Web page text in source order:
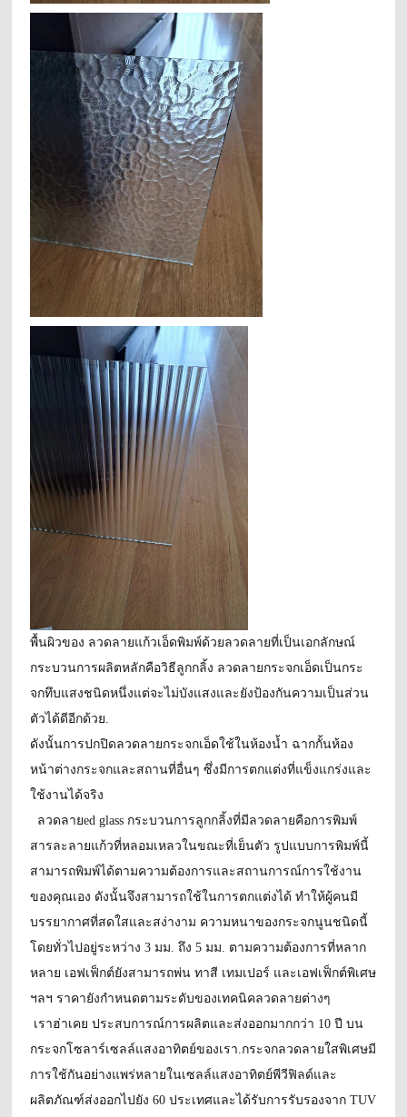
พื้นผิวของ ลวดลายแก้วเอ็ดพิมพ์ด้วยลวดลายที่เป็นเอกลักษณ์
กระบวนการผลิตหลักคือวิธีลูกกลิ้ง ลวดลายกระจกเอ็ดเป็นกระ
จกทึบแสงชนิดหนึ่งแต่จะไม่บังแสงและยังป้องกันความเป็นส่วน
ตัวได้ดีอีกด้วย
ดังนั้นการปกปิดลวดลายกระจกเอ็ดใช้ในห้องน้ำ ฉากกั้นห้อง
หน้าต่างกระจกและสถานที่อื่นๆ ซึ่งมีการตกแต่งที่แข็งแกร่งและ
ใช้งานได้จริง
ลวดลายed glass กระบวนการลูกกลิ้งที่มีลวดลายคือการพิมพ์
สารละลายแก้วที่หลอมเหลวในขณะที่เย็นตัว รูปแบบการพิมพ์นี้
สามารถพิมพ์ได้ตามความต้องการและสถานการณ์การใช้งาน
ของคุณเอง ดังนั้นจึงสามารถใช้ในการตกแต่งได้ ทำให้ผู้คนมี
บรรยากาศที่สดใสและสง่างาม ความหนาของกระจกนูนชนิดนี้
โดยทั่วไปอยู่ระหว่าง 3 มม. ถึง 5 มม. ตามความต้องการที่หลาก
หลาย เอฟเฟ็กต์ยังสามารถพ่น ทาสี เทมเปอร์ และเอฟเฟ็กต์พิเศษ
ฯลฯ ราคายังกำหนดตามระดับของเทคนิคลวดลายต่างๆ
เราฮ่าเคย ประสบการณ์การผลิตและส่งออกมากกว่า 10 ปี บน
กระจกโซลาร์เซลล์แสงอาทิตย์ของเรา กระจกลวดลายใสพิเศษมี
การใช้กันอย่างแพร่หลายในเซลล์แสงอาทิตย์พีวีฟิลด์และ
ผลิตภัณฑ์ส่งออกไปยัง 60 ประเทศและได้รับการรับรองจาก TUV